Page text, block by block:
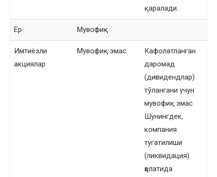
қаралади.
Ер Мувофиқ
Имтиёзли
акциялар
Мувофиқ эмас
Кафолатланган
даромад
(дивидендлар)
тўлангани учун
мувофиқ эмас.
Шунингдек,
компания
тугатилиши
(ликвидация)
ҳолатида